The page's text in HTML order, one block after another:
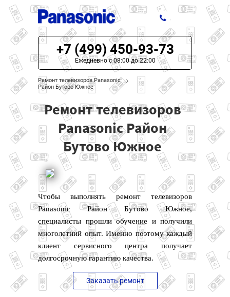
ЦЕНЫ НА РЕМОНТ
О СЕРВИСЕ
МОДЕЛИ PANASONIC
НАШИ КОНТАКТЫ
+7 (499) 450-93-73
Ежедневно с 08:00 до 22:00
Ремонт телевизоров Panasonic
Район Бутово Южное
Ремонт телевизоров
Panasonic Район
Бутово Южное
Чтобы выполнять ремонт телевизоров
Panasonic Район Бутово Южное,
специалисты прошли обучение и получили
многолетний опыт. Именно поэтому каждый
клиент сервисного центра получает
долгосрочную гарантию качества.
Заказать ремонт